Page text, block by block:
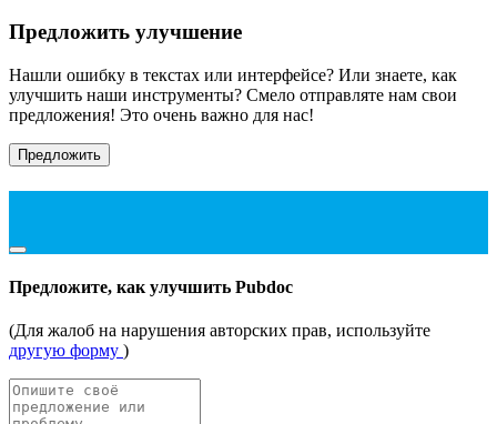
Предложить улучшение
Нашли ошибку в текстах или интерфейсе? Или знаете, как
улучшить наши инструменты? Смело отправляте нам свои
предложения! Это очень важно для нас!
Предложить
Предложите, как улучшить Pubdoc
(Для жалоб на нарушения авторских прав, используйте
другую форму )